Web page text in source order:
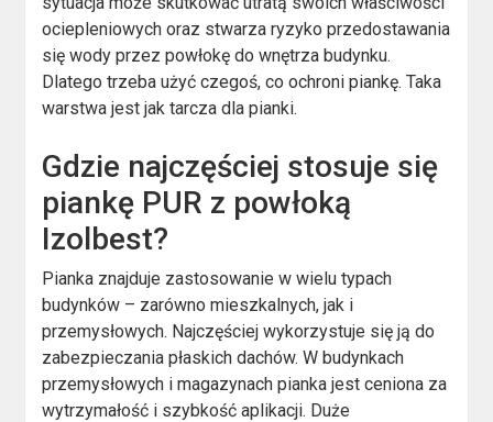
ociepleniowych oraz stwarza ryzyko przedostawania
się wody przez powłokę do wnętrza budynku.
Dlatego trzeba użyć czegoś, co ochroni piankę. Taka
warstwa jest jak tarcza dla pianki.
Gdzie najczęściej stosuje się
piankę PUR z powłoką
Izolbest?
Pianka znajduje zastosowanie w wielu typach
budynków – zarówno mieszkalnych, jak i
przemysłowych. Najczęściej wykorzystuje się ją do
zabezpieczania płaskich dachów. W budynkach
przemysłowych i magazynach pianka jest ceniona za
wytrzymałość i szybkość aplikacji. Duże